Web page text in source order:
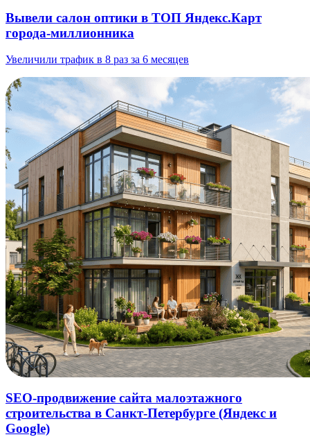
Вывели салон оптики в ТОП Яндекс.Карт
города-миллионника
Увеличили трафик в 8 раз за 6 месяцев
SEO-продвижение сайта малоэтажного
строительства в Санкт-Петербурге (Яндекс и
Google)